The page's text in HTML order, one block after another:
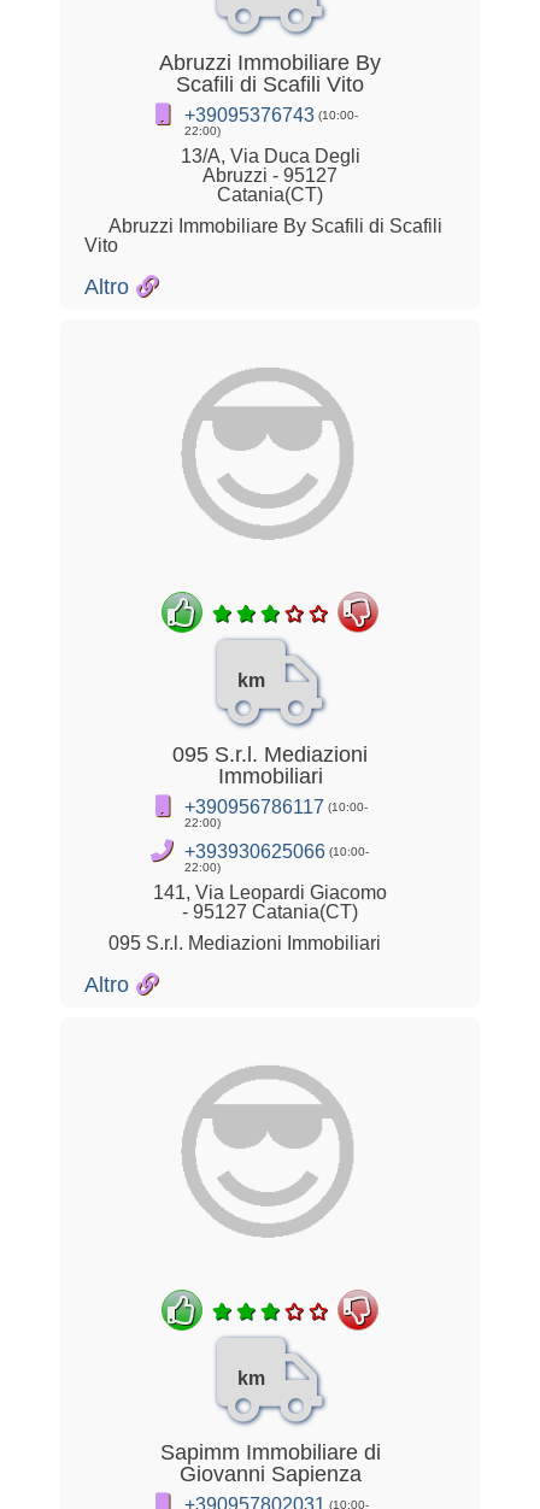
Abruzzi Immobiliare By
Scafili di Scafili Vito
+39095376743 (10:00-
22:00)
13/A, Via Duca Degli
Abruzzi - 95127
Catania(CT)
Abruzzi Immobiliare By Scafili di Scafili
Vito
Altro
km
095 S.r.l. Mediazioni
Immobiliari
+390956786117 (10:00-
22:00)
+393930625066 (10:00-
22:00)
141, Via Leopardi Giacomo
- 95127 Catania(CT)
095 S.r.l. Mediazioni Immobiliari
Altro
km
Sapimm Immobiliare di
Giovanni Sapienza
+390957802031 (10:00-